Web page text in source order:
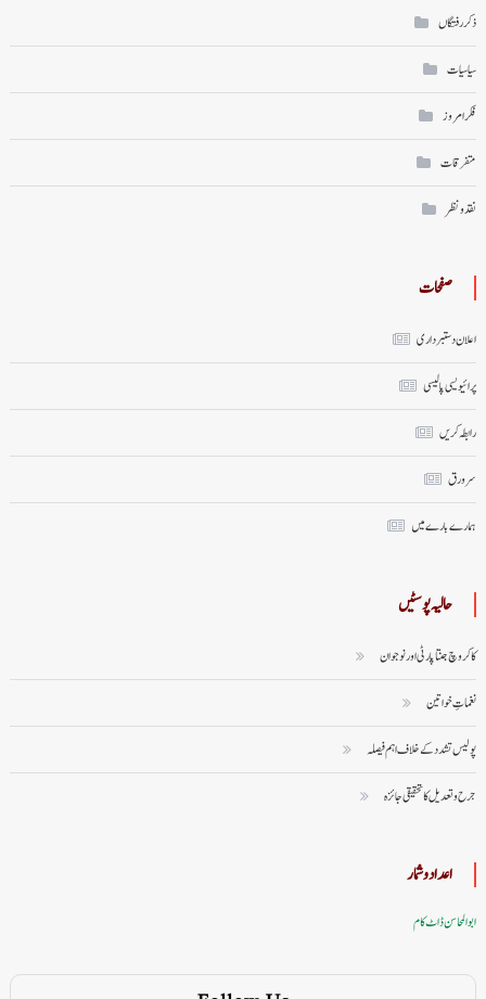
ذکر رفتگاں
سیاسیات
فکر امروز
متفرقات
نقد ونظر
صفحات
اعلان دستبرداری
پرائیویسی پالیسی
رابطہ کریں
سر ورق
ہمارے بارے میں
حالیہ پوسٹیں
کاکروچ جنتا پارٹی اور نوجوان
نغماتِ خواتین
پولیس تشدد کے خلاف اہم فیصلہ
جرح و تعدیل کا تحقیقی جائزہ
اعداد وشمار
ابوالمحاسن ڈاٹ کام